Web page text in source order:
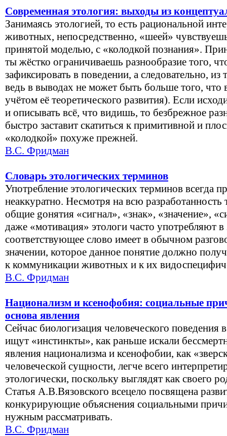
Современная этология: выходы из
Занимаясь этологией, то есть рациональной
животных, непосредственно, «шеей»
принятой моделью, с «колодкой познания».
ты жёстко ограничиваешь разнообразие того,
зафиксировать в поведении, а следовательно,
ведь в выводах не может быть больше того, что
учётом её теоретического развития). Если
и описывать всё, что видишь, то безбрежное
быстро заставит скатиться к примитивной и
«колодкой» похуже прежней.
В.С. Фридман
Словарь этологических терминов
Употребление этологических терминов всегда
неаккуратно. Несмотря на всю
общие gонятия «сигнал», «знак», «значение»,
даже «мотивация» этологи часто употребляют в
соответствующее слово имеет в обычном
значении, которое данное понятие должно
к коммуникации животных и к их
В.С. Фридман
Национализм и ксенофобия: социальные
основа явления
Сейчас биологизация человеческого поведения
ищут «инстинкты», как раньше искали
явления национализма и ксенофобии, как
человеческой сущности, легче всего
этологически, поскольку выглядят как своего
Статья А.В.Вязовского всецело посвящена
конкурирующие объяснения социальными
нужным рассматривать.
В.С. Фридман